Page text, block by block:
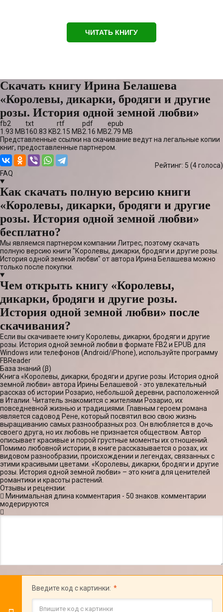
ЧИТАТЬ КНИГУ
Скачать книгу Ирина Белашева
«Королевы, дикарки, бродяги и другие
розы. История одной земной любви»
fb2
1.93 MB
txt
160.83 KB
rtf
2.15 MB
pdf
2.16 MB
epub
2.79 MB
Представленные ссылки на скачивание ведут на легальные копии
книг, предоставленные партнером.
Рейтинг: 5 (4голоса)
FAQ
Как скачать полную версию книги
«Королевы, дикарки, бродяги и другие
розы. История одной земной любви»
бесплатно?
Мы являемся партнером компании Литрес, поэтому скачать
полную версию книги "Королевы, дикарки, бродяги и другие розы.
История одной земной любви" от автора Ирина Белашева можно
только после покупки.
Чем открыть книгу «Королевы,
дикарки, бродяги и другие розы.
История одной земной любви» после
скачивания?
Если вы скачиваете книгу Королевы, дикарки, бродяги и другие
розы. История одной земной любви в формате FB2 и EPUB для
Windows или телефонов (Android/iPhone), используйте программу
FBReader
База знаний (β)
Книга «Королевы, дикарки, бродяги и другие розы. История одной
земной любви» автора Ирины Белашевой - это увлекательный
рассказ об истории Розарио, небольшой деревни, расположенной
в Италии. Читатель знакомится с жителями Розарио, их
повседневной жизнью и традициями. Главным героем романа
является садовод Рене, который посвятил всю свою жизнь
выращиванию самых разнообразных роз. Он влюбляется в дочь
своего друга, но их любовь не признается обществом. Автор
описывает красивые и порой грустные моменты их отношений.
Помимо любовной истории, в книге рассказывается о розах, их
видовом разнообразии, происхождении и легендах, связанных с
этими красивыми цветами. «Королевы, дикарки, бродяги и другие
розы. История одной земной любви» – это книга для ценителей
романтики и красоты растений.
Отзывы и рецензии:
Минимальная длина комментария - 50 знаков. комментарии
модерируются
Введите код с картинки: